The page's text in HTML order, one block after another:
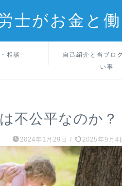
士がお金と
相談
自己紹介と当ブロ
い事
不公平なのか？
2024年1月29日 / 2025年9月4